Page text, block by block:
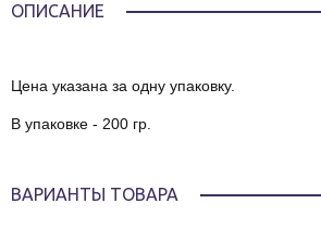
ОПИСАНИЕ
Цена указана за одну упаковку.
В упаковке - 200 гр.
ВАРИАНТЫ ТОВАРА